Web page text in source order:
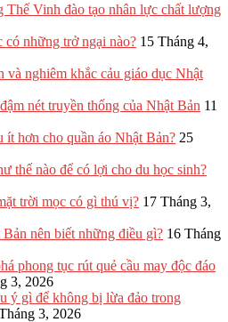
Vinh đào tạo nhân lực chất lượng
những trở ngại nào? 15 Tháng 4,
và nghiêm khắc cảu giáo dục Nhật
nét truyền thống của Nhật Bản 11
ít hơn cho quần áo Nhật Bản? 25
thế nào để có lợi cho du học sinh?
trời mọc có gì thú vị? 17 Tháng 3,
nên biết những điều gì? 16 Tháng
phong tục rút quẻ cầu may độc đáo
3, 2026
ý gì để không bị lừa đảo trong
3, 2026